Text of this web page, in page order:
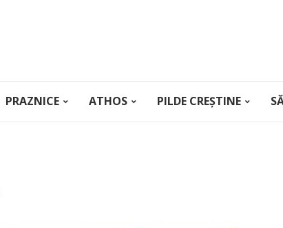
PRAZNICE ATHOS PILDE CREȘTINE